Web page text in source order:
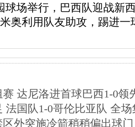
球场举行，巴西队迎战新
奥利用队友助攻，踢进
达尼洛进首球巴西1-0领
法国队1-0哥伦比亚队 全场
外突施冷箭稍稍偏出球门